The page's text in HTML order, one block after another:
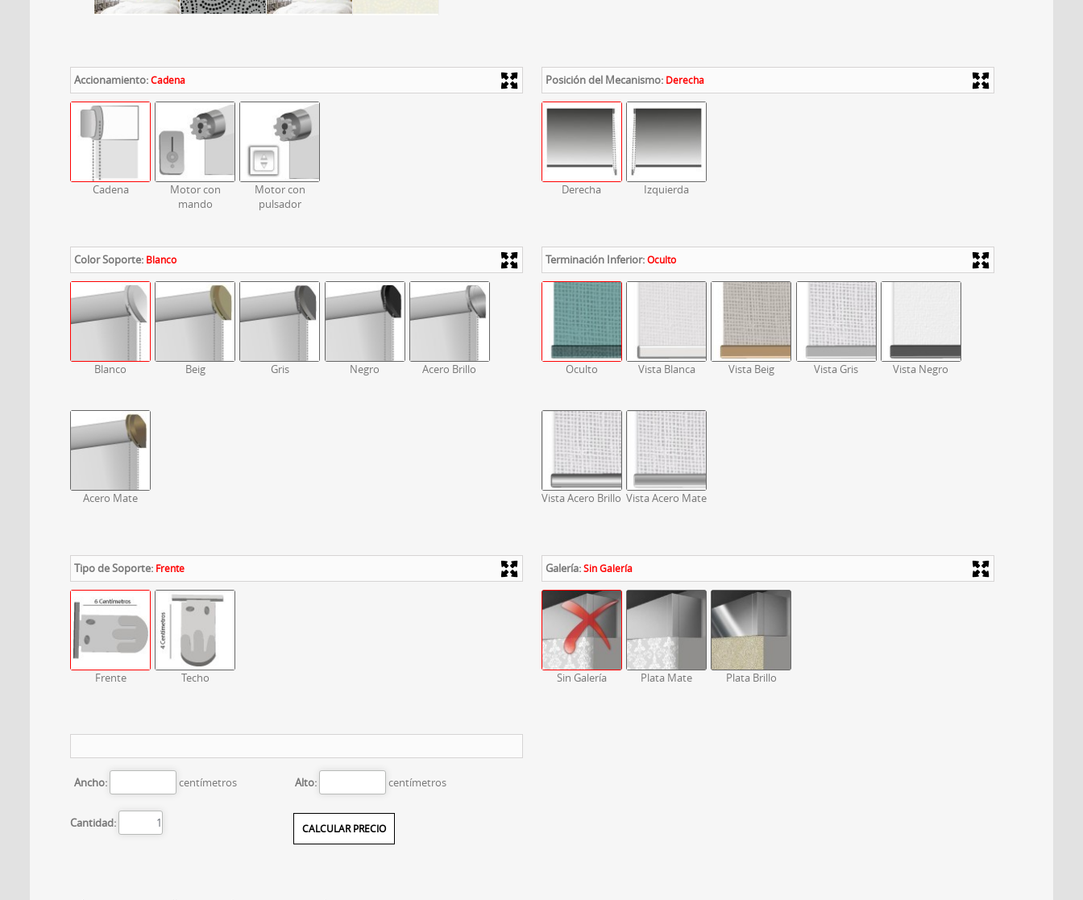
Accionamiento: Cadena
Cadena
Motor con
mando
Motor con
pulsador
Posición del Mecanismo: Derecha
Derecha Izquierda
Color Soporte: Blanco
Blanco Beig Gris Negro Acero Brillo
Acero Mate
Terminación Inferior: Oculto
Oculto Vista Blanca Vista Beig Vista Gris Vista Negro
Vista Acero Brillo Vista Acero Mate
Tipo de Soporte: Frente
Frente Techo
Galería: Sin Galería
Sin Galería Plata Mate Plata Brillo
Ancho: centímetros Alto: centímetros
Cantidad: